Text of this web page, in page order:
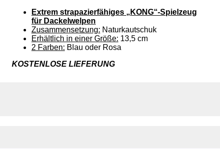
Extrem strapazierfähiges „KONG“-Spielzeug
für Dackelwelpen
Zusammensetzung: Naturkautschuk
Erhältlich in einer Größe: 13,5 cm
2 Farben: Blau oder Rosa
KOSTENLOSE LIEFERUNG